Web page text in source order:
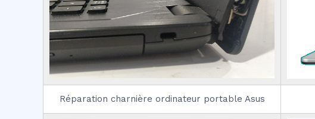
Réparation charnière ordinateur portable Asus